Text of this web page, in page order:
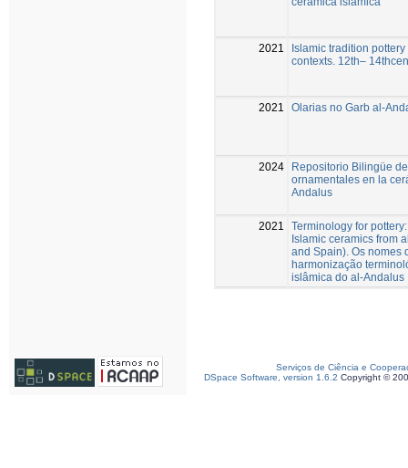
2021
Islamic tradition
contexts. 12th–
2021 Olarias no Garb al-
2024
Repositorio Bilingüe
ornamentales en la
Andalus
2021
Terminology for
Islamic ceramics from
and Spain). Os nomes
harmonização
islâmica do al-Andalus
Serviços de Ciência e
DSpace Software, version 1.6.2 Copyright ©